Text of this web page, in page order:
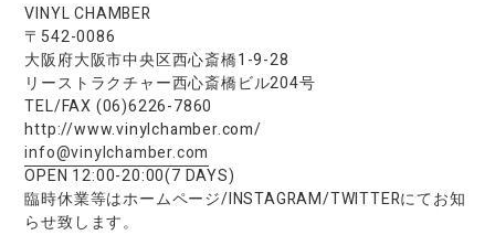
VINYL CHAMBER
〒542-0086
大阪府大阪市中央区西心斎橋1-9-28
リーストラクチャー西心斎橋ビル204号
TEL/FAX (06)6226-7860
http://www.vinylchamber.com/
info@vinylchamber.com
OPEN 12:00-20:00(7 DAYS)
臨時休業等はホームページ/INSTAGRAM/TWITTERにてお知
らせ致します。